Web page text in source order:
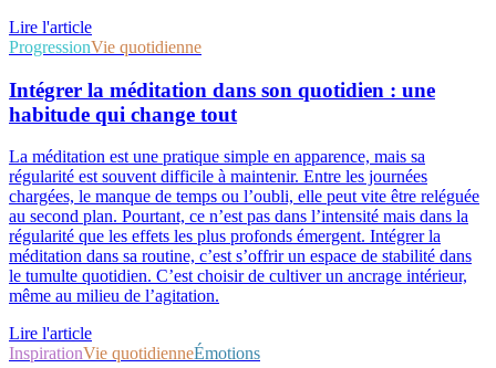
Lire l'article
ProgressionVie quotidienne
Intégrer la méditation dans son quotidien : une
habitude qui change tout
La méditation est une pratique simple en apparence, mais sa
régularité est souvent difficile à maintenir. Entre les journées
chargées, le manque de temps ou l’oubli, elle peut vite être reléguée
au second plan. Pourtant, ce n’est pas dans l’intensité mais dans la
régularité que les effets les plus profonds émergent. Intégrer la
méditation dans sa routine, c’est s’offrir un espace de stabilité dans
le tumulte quotidien. C’est choisir de cultiver un ancrage intérieur,
même au milieu de l’agitation.
Lire l'article
InspirationVie quotidienneÉmotions